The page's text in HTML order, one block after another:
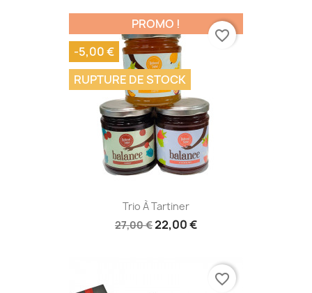
Trio À Tartiner
27,00 €22,00 €
PROMO !
-5,00 €
RUPTURE DE STOCK
favorite_border
favorite_border